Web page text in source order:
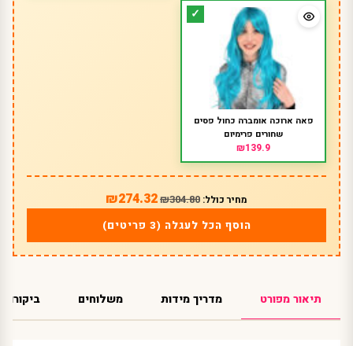
פאה ארוכה אומברה כחול פסים
שחורים פרימיום
₪139.9
מחיר כולל: ₪304.80
₪274.32
הוסף הכל לעגלה (3 פריטים)
תיאור מפורט מדריך מידות משלוחים ביקורות